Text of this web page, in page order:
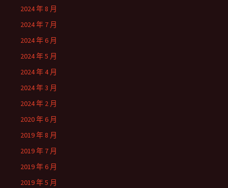
2024 年 8 月
2024 年 7 月
2024 年 6 月
2024 年 5 月
2024 年 4 月
2024 年 3 月
2024 年 2 月
2020 年 6 月
2019 年 8 月
2019 年 7 月
2019 年 6 月
2019 年 5 月